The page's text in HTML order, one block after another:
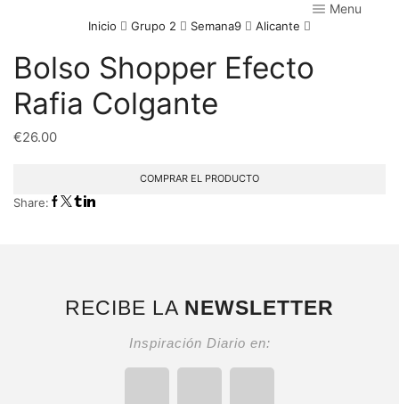
Menu
Inicio Grupo 2 Semana9 Alicante
Bolso Shopper Efecto
Rafia Colgante
€26.00
COMPRAR EL PRODUCTO
Share:
RECIBE LA NEWSLETTER
Inspiración Diario en: